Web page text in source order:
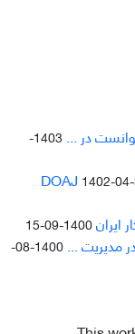
در ...
1403-
1402-
1400-09-15
مدیریت ...
1400-08-